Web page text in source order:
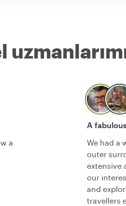
a
A
We had a
outer
extensive
our
and
travellers